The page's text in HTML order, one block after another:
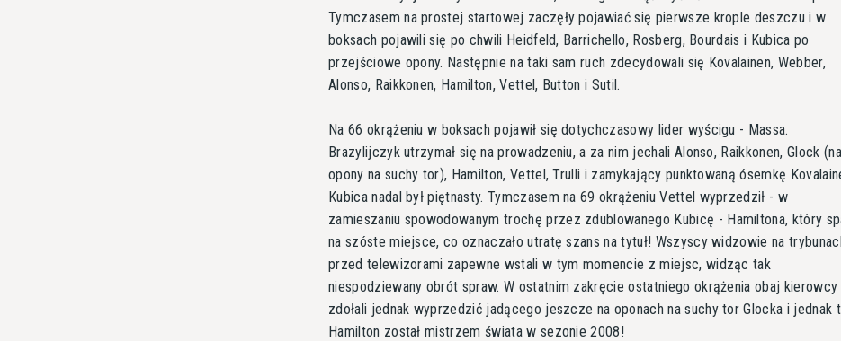
Tymczasem na prostej startowej zaczęły pojawiać się pierwsze krople deszczu i w
boksach pojawili się po chwili Heidfeld, Barrichello, Rosberg, Bourdais i Kubica po
przejściowe opony. Następnie na taki sam ruch zdecydowali się Kovalainen, Webber,
Alonso, Raikkonen, Hamilton, Vettel, Button i Sutil.
Na 66 okrążeniu w boksach pojawił się dotychczasowy lider wyścigu - Massa.
Brazylijczyk utrzymał się na prowadzeniu, a za nim jechali Alonso, Raikkonen, Glock
opony na suchy tor), Hamilton, Vettel, Trulli i zamykający punktowaną ósemkę
Kubica nadal był piętnasty. Tymczasem na 69 okrążeniu Vettel wyprzedził - w
zamieszaniu spowodowanym trochę przez zdublowanego Kubicę - Hamiltona, który
na szóste miejsce, co oznaczało utratę szans na tytuł! Wszyscy widzowie na
przed telewizorami zapewne wstali w tym momencie z miejsc, widząc tak
niespodziewany obrót spraw. W ostatnim zakręcie ostatniego okrążenia obaj kierowcy
zdołali jednak wyprzedzić jadącego jeszcze na oponach na suchy tor Glocka i jednak
Hamilton został mistrzem świata w sezonie 2008!